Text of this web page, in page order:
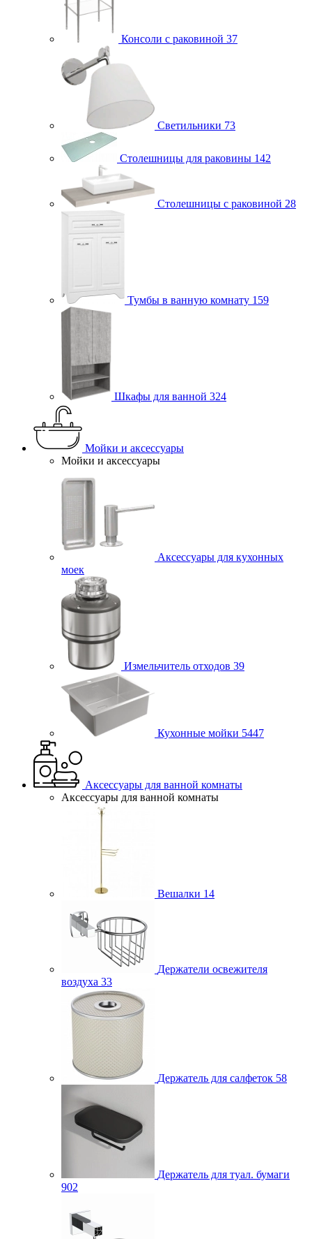
Консоли с раковиной 37
Светильники 73
Столешницы для раковины 142
Столешницы с раковиной 28
Тумбы в ванную комнату 159
Шкафы для ванной 324
Мойки и аксессуары
Мойки и аксессуары
Аксессуары для кухонных
моек
Измельчитель отходов 39
Кухонные мойки 5447
Аксессуары для ванной комнаты
Аксессуары для ванной комнаты
Вешалки 14
Держатели освежителя
воздуха 33
Держатель для салфеток 58
Держатель для туал. бумаги
902